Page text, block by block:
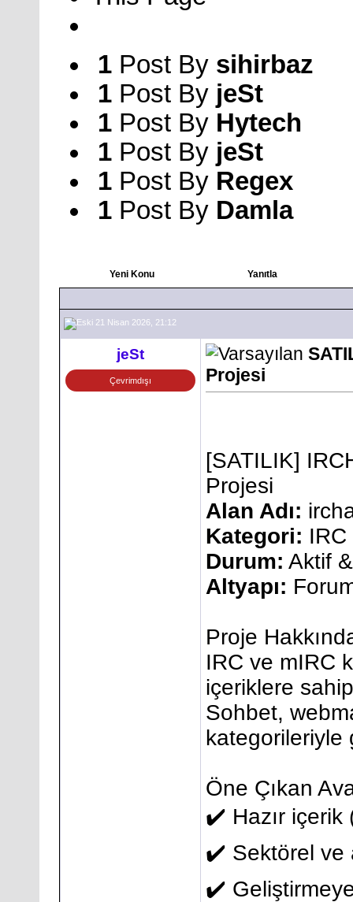
1 Post By sihirbaz
1 Post By jeSt
1 Post By Hytech
1 Post By jeSt
1 Post By Regex
1 Post By Damla
Yeni Konu Yanıtla
21 Nisan 2026, 21:12
jeSt
Çevrimdışı
Projesi
[SATILIK]
Projesi
Alan Adı:
Kategori:
Durum: Aktif
Altyapı:
Proje
IRC ve mIRC
içeriklere
Sohbet,
kategorileriyle
Öne Çıkan
✔️ Hazır içerik
✔️ Sektörel ve
✔️